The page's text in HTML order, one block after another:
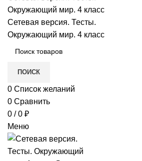
ПОИСК
0 Список желаний
0 Сравнить
0 / 0 ₽
Меню